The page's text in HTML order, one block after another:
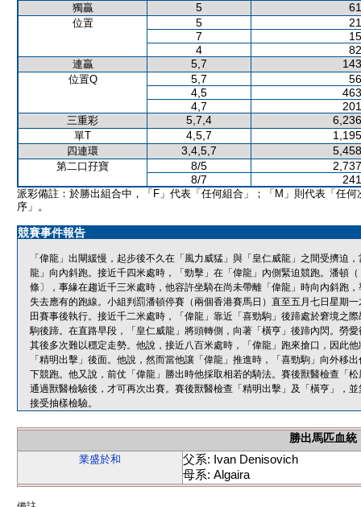
獨贏
5
位置 5
7
4
連贏 5,7
位置Q 5,7
4,5
4,7
三重彩 5,7,4
單T 4,5,7
四連環 3,4,5,7
第二口孖寶 8/5
8/7
派彩備註：於勝出組合中，「F」代表「任何組合」；「M」則代表「任何
序」。
競賽事件報告
「偉龍」出閘緩慢，起步後不久在「風力威猛」與「皇仁威龍」之間受擠迫
龍」向內斜跑。接近千四米處時，「勁擊」在「偉龍」內側緊迫競跑。潘頓
條〕，事緣在趨近千三米處時，他容許坐騎在尚未帶離「偉龍」時向內斜跑
失去應有的跑線。小組判罰潘頓停賽（兩個香港賽馬日）直至五月七日星期
田賽事後執行。接近千二米處時，「偉龍」靠近「喜勁駒」後蹄處於窘境之
駒後蹄。在直路早段，「皇仁威龍」將頭轉側，向著「橫亨」後蹄內閃。勞
其後多次難以穩定走勢。他說，接近八百米處時，「偉龍」跑來搶口，因此
「精明出擊」後面。他說，然而當他讓「偉龍」推進時，「喜勁駒」向外移
下競跑。他又說，前仗「偉龍」勝出時他採取相若的騎法。賽後獸醫檢查「
通過獸醫檢驗後，才可再次出賽。賽後獸醫檢查「精明出擊」及「橫亨」，
接受抽樣檢驗。
勝出馬匹血統
業盛於和
父系: Ivan Denisovich
母系: Algaira